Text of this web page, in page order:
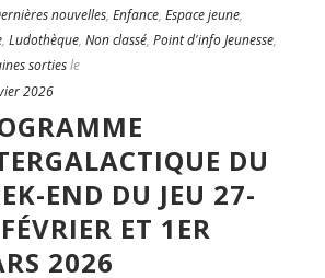
nouvelles, Enfance, Espace jeune,
, Ludothèque, Non classé, Point d'info Jeunesse,
sortiesle
2026
DU
END DU JEU 27-
ET 1ER
2026